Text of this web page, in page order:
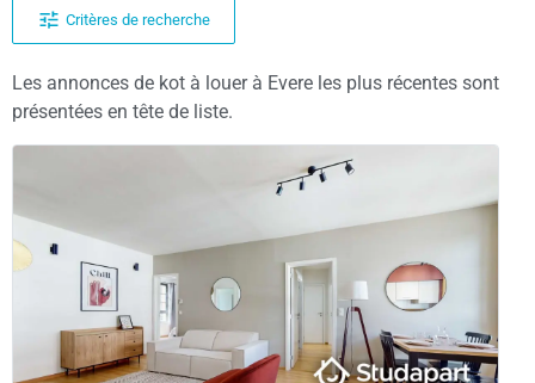
Critères de recherche
Les annonces de kot à louer à Evere les plus récentes sont
présentées en tête de liste.